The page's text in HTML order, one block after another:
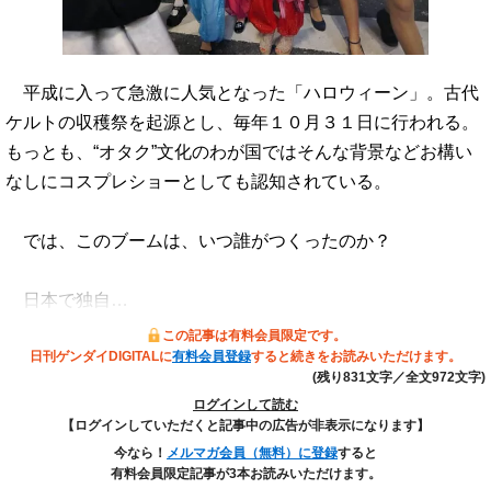
平成に入って急激に人気となった「ハロウィーン」。古代
ケルトの収穫祭を起源とし、毎年１０月３１日に行われる。
もっとも、“オタク”文化のわが国ではそんな背景などお構い
なしにコスプレショーとしても認知されている。
では、このブームは、いつ誰がつくったのか？
日本で独自…
この記事は有料会員限定です。
日刊ゲンダイDIGITALに有料会員登録すると続きをお読みいただけます。
(残り831文字／全文972文字)
ログインして読む
【ログインしていただくと記事中の広告が非表示になります】
今なら！ メルマガ会員（無料）に登録すると
有料会員限定記事が3本お読みいただけます。